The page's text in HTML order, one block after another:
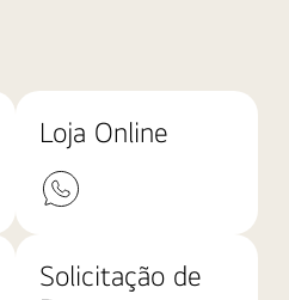
Loja Online
Solicitação de